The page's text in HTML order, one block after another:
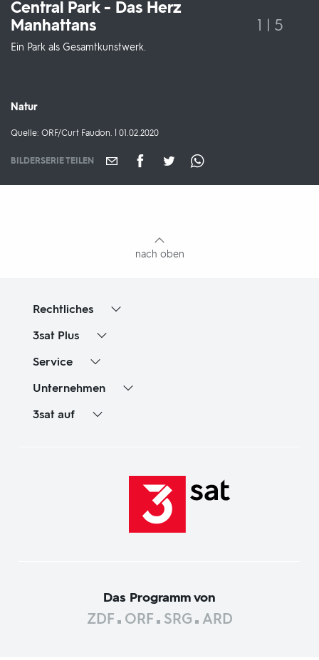
Central Park - Das Herz
Manhattans
1 | 5
Ein Park als Gesamtkunstwerk.
Sendungsbereich:
Natur
Quelle:
Quelle: ORF/Curt Faudon. | 01.02.2020
BILDERSERIE TEILEN
nach oben
Rechtliches
3sat Plus
Service
Unternehmen
3sat auf
Das Programm von
ZDF ORF SRG ARD